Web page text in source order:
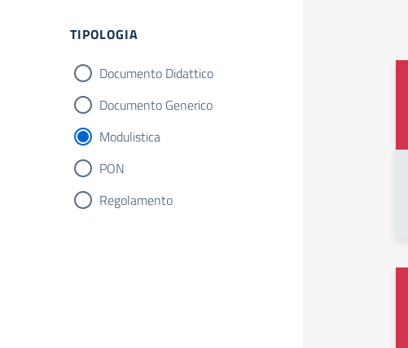
Filtri
TIPOLOGIA
Documento Didattico
Documento Generico
Modulistica
PON
Regolamento